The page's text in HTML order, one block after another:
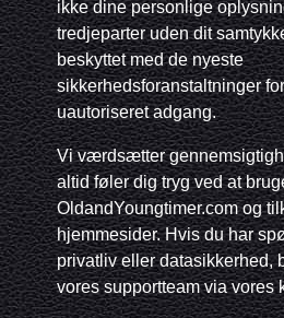
ikke dine personlige
tredjeparter uden dit
beskyttet med de nyeste
sikkerhedsforanstaltninger
uautoriseret adgang.
Vi værdsætter
altid føler dig tryg ved at
OldandYoungtimer.com og
hjemmesider. Hvis du har
privatliv eller datasikkerhed,
vores supportteam via vores